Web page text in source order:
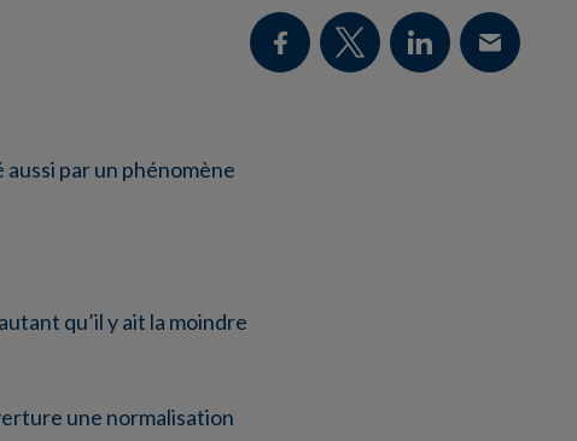
par un phénomène
qu’il y ait la moindre
une normalisation